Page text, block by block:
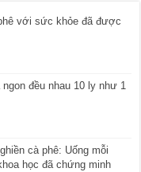
với sức khỏe đã được
đều nhau 10 ly như 1
cà phê: Uống mỗi
học đã chứng minh